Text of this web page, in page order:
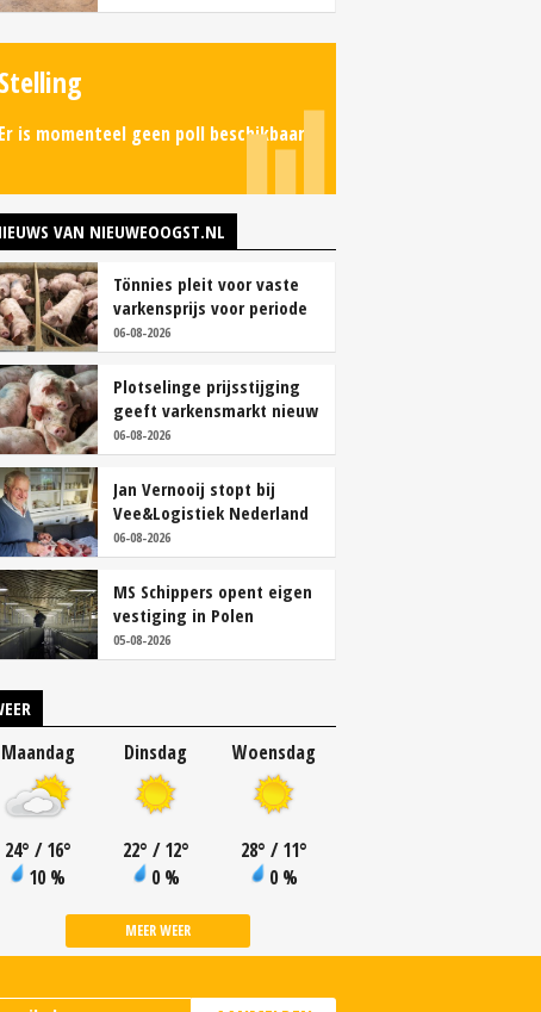
Stelling
Er is momenteel geen poll beschikbaar.
VAN NIEUWEOOGST.NL
Tönnies pleit voor vaste
varkensprijs voor periode
van zes maanden
06-08-2026
Plotselinge prijsstijging
geeft varkensmarkt nieuw
perspectief
06-08-2026
Jan Vernooij stopt bij
Vee&Logistiek Nederland
06-08-2026
MS Schippers opent eigen
vestiging in Polen
05-08-2026
Maandag
24° / 16°
10 %
Dinsdag
22° / 12°
0 %
Woensdag
28° / 11°
0 %
MEER WEER